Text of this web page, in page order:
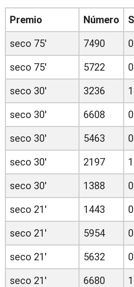
Premio Número
seco 75'
7490
seco 75'
5722
seco 30'
3236
seco 30'
6608
seco 30'
5463
seco 30'
2197
seco 30'
1388
seco 21'
1443
seco 21'
5954
seco 21'
5632
seco 21'
6680